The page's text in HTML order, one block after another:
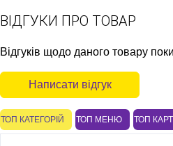
ВІДГУКИ ПРО ТОВАР
Відгуків щодо даного товару
Написати відгук
ТОП КАТЕГОРІЙ ТОП МЕНЮ ТОП